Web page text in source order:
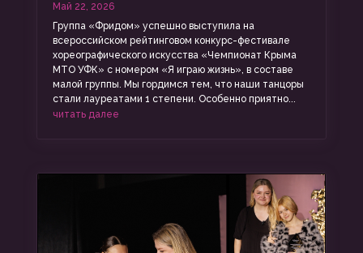
Май 22, 2026
Группа «Фридом» успешно выступила на
всероссийском рейтинговом конкурс-фестивале
хореографического искусства «Чемпионат Крыма
МТО УФК» с номером «Я играю жизнь», в составе
малой группы. Мы гордимся тем, что наши танцоры
стали лауреатами 1 степени. Особенно приятно...
читать далее